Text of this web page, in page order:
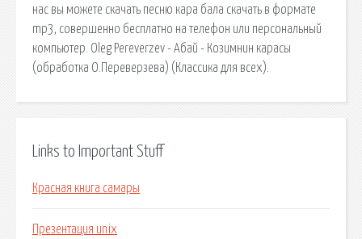
нас вы можете скачать песню кара бала скачать в формате
mp3, совершенно бесплатно на телефон или персональный
компьютер. Oleg Pereverzev - Абай - Козимнин карасы
(обработка О.Переверзева) (Классика для всех).
Links to Important Stuff
Красная книга самары
Презентация unix